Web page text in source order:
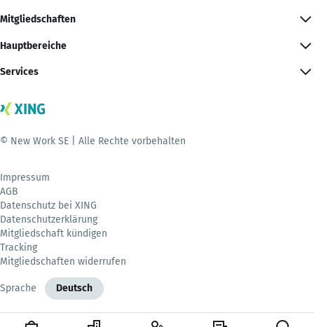
Mitgliedschaften
Hauptbereiche
Services
© New Work SE | Alle Rechte vorbehalten
Impressum
AGB
Datenschutz bei XING
Datenschutzerklärung
Mitgliedschaft kündigen
Tracking
Mitgliedschaften widerrufen
Sprache Deutsch